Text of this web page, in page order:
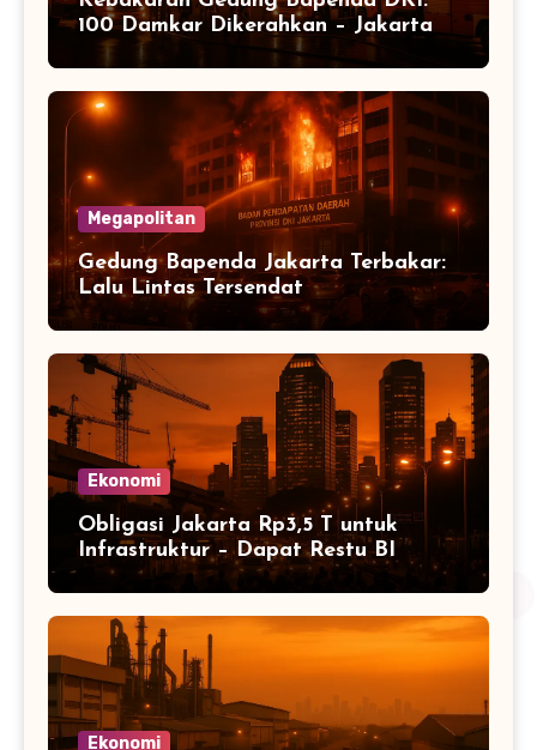
100 Damkar Dikerahkan – Jakarta
Megapolitan
Gedung Bapenda Jakarta Terbakar:
Lalu Lintas Tersendat
Ekonomi
Obligasi Jakarta Rp3,5 T untuk
Infrastruktur – Dapat Restu BI
Ekonomi